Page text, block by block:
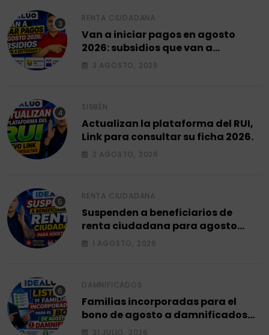
RENTA CIUDADANA
Van a iniciar pagos en agosto
2026: subsidios que van a
entregar.
3 AGOSTO, 2026
SISBÉN
Actualizan la plataforma del RUI,
Link para consultar su ficha 2026.
2 AGOSTO, 2026
RENTA CIUDADANA
Suspenden a beneficiarios de
renta ciudadana para agosto
2026.
1 AGOSTO, 2026
DAMNIFICADOS
Familias incorporadas para el
bono de agosto a damnificados
2026.
31 JULIO, 2026